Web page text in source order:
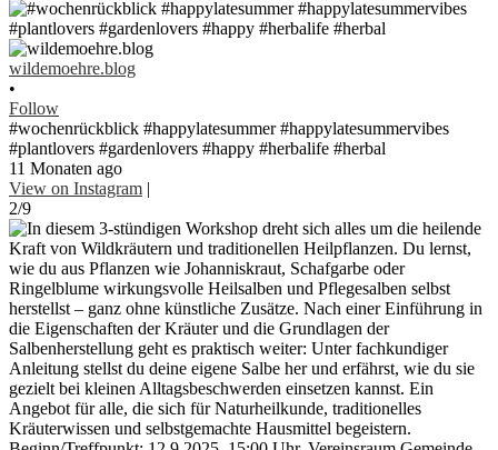
wildemoehre.blog
•
Follow
#wochenrückblick #happylatesummer #happylatesummervibes
#plantlovers #gardenlovers #happy #herbalife #herbal
11 Monaten ago
View on Instagram |
2/9